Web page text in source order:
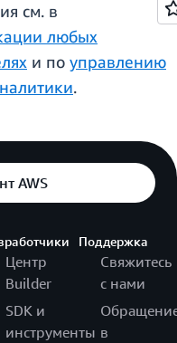
см. в
любых
и по управлению
.
AWS
Центр
Builder
SDK и
инструменты
Поддержка
Свяжитесь
с нами
в